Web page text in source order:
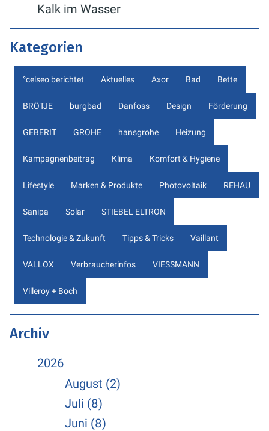
Kalk im Wasser
Kategorien
°celseo berichtet Aktuelles Axor Bad Bette
BRÖTJE burgbad Danfoss Design Förderung
GEBERIT GROHE hansgrohe Heizung
Kampagnenbeitrag Klima Komfort & Hygiene
Lifestyle Marken & Produkte Photovoltaik REHAU
Sanipa Solar STIEBEL ELTRON
Technologie & Zukunft Tipps & Tricks Vaillant
VALLOX Verbraucherinfos VIESSMANN
Villeroy + Boch
Archiv
2026
August (2)
Juli (8)
Juni (8)